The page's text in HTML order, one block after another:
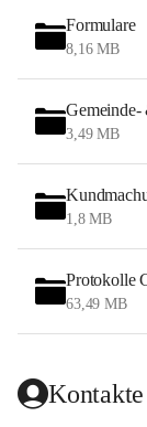
Formulare
8,16 MB
3,49 MB
1,8 MB
Protokolle
63,49 MB
Kontakte